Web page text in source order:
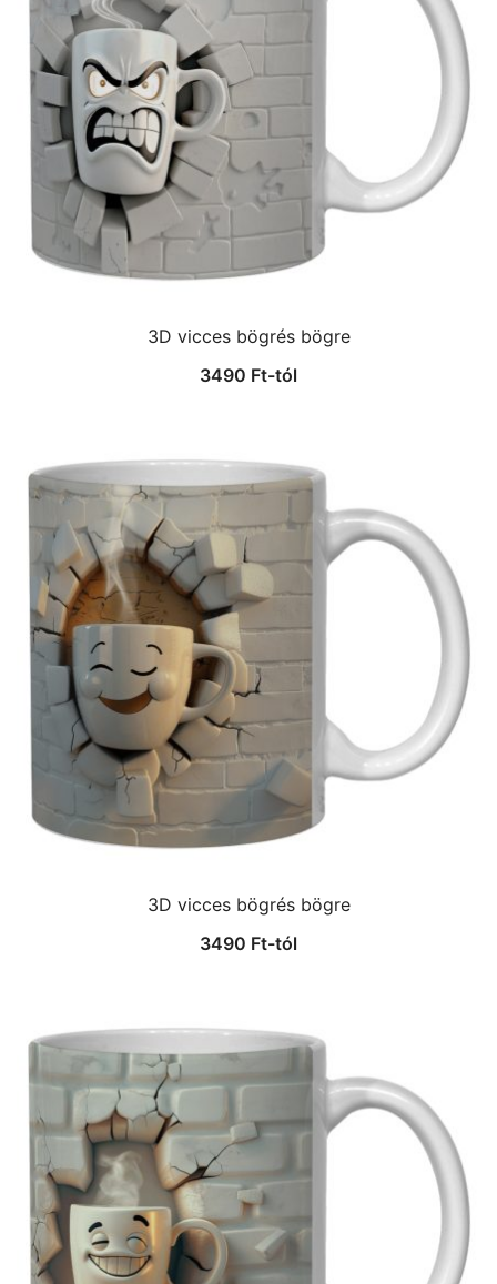
3D vicces bögrés bögre
3490 Ft-tól
3D vicces bögrés bögre
3490 Ft-tól